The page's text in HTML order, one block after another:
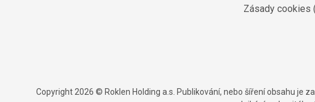
Zásady cookies
Copyright 2026 © Roklen Holding a.s. Publikování, nebo šíření obsahu je